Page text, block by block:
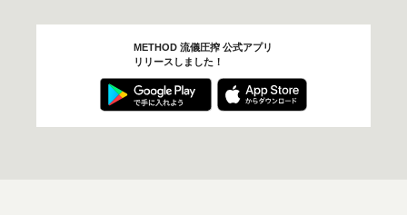
METHOD 流儀圧搾 公式アプリ
リリースしました！